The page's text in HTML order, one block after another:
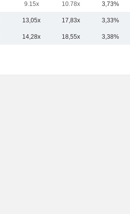
9.15x 10.78x 3,73%
13,05x 17,83x 3,33%
14,28x 18,55x 3,38%